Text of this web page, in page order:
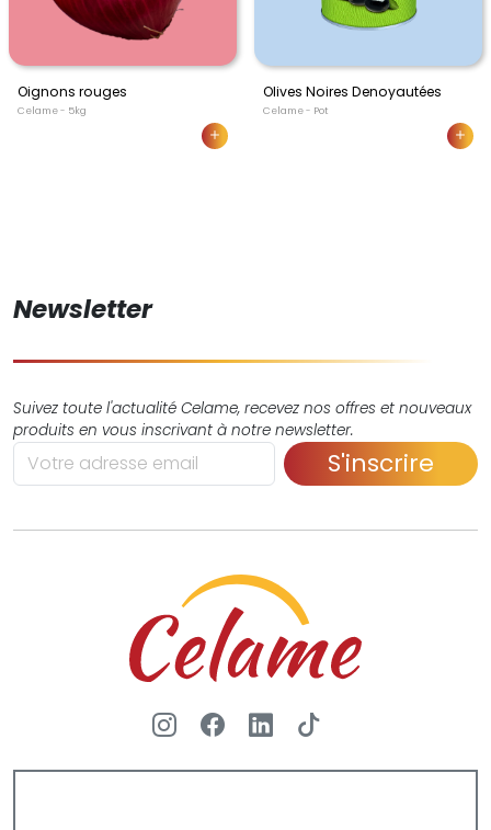
Oignons rouges
Celame - 5kg
Olives Noires Denoyautées
Celame - Pot
Newsletter
Suivez toute l'actualité Celame, recevez nos offres et nouveaux
produits en vous inscrivant à notre newsletter.
S'inscrire